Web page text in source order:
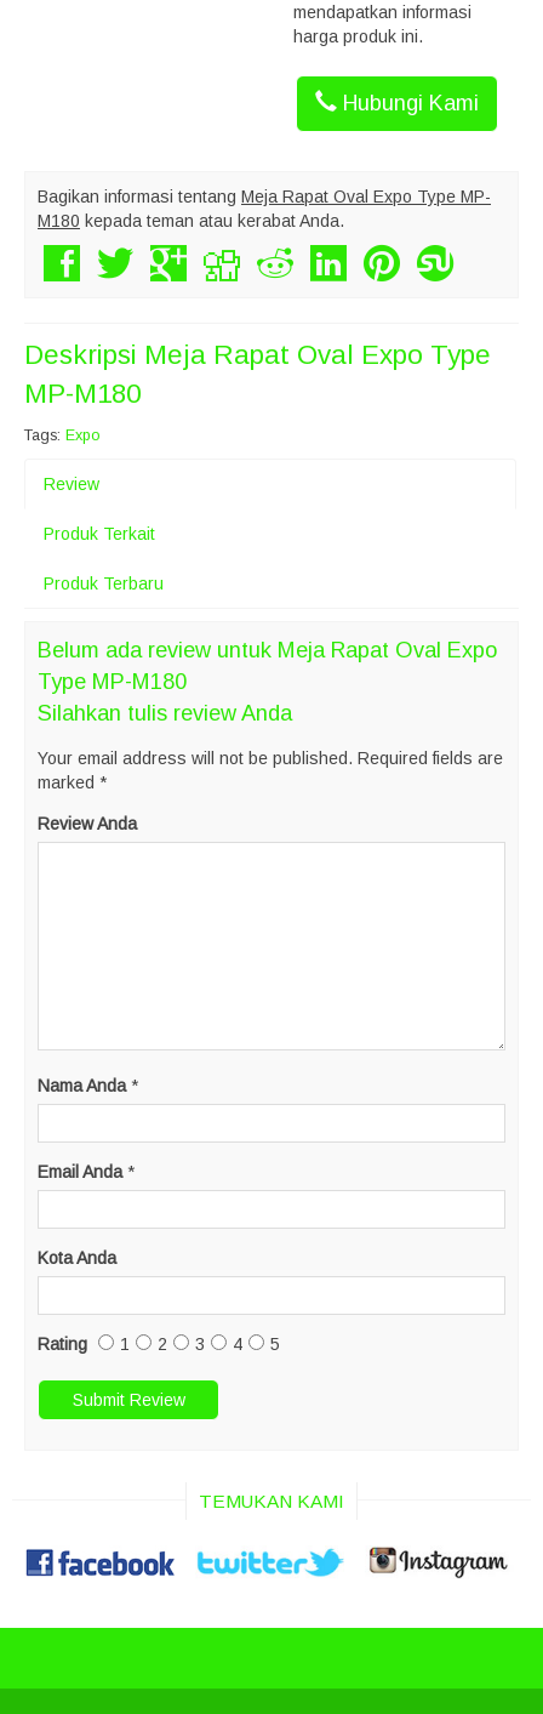
mendapatkan informasi
harga produk ini.
Hubungi Kami
Bagikan informasi tentang Meja Rapat Oval Expo Type MP-
M180 kepada teman atau kerabat Anda.
Deskripsi Meja Rapat Oval Expo Type
MP-M180
Tags: Expo
Review
Produk Terkait
Produk Terbaru
Belum ada review untuk Meja Rapat Oval Expo
Type MP-M180
Silahkan tulis review Anda
Your email address will not be published. Required fields are
marked *
Review Anda
Nama Anda *
Email Anda *
Kota Anda
Rating 1 2 3 4 5
TEMUKAN KAMI